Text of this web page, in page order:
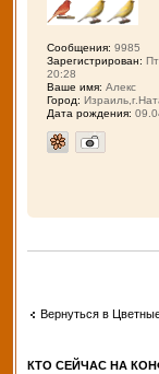
Сообщения: 9985
Зарегистрирован:
20:28
Ваше имя: Алекс
Город:
Дата рождения:
Вернуться в
КТО СЕЙЧАС НА